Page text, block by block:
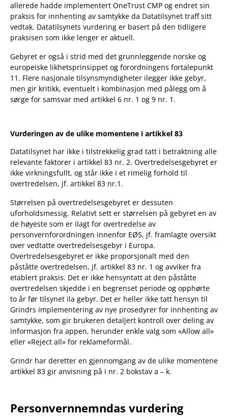
allerede hadde implementert OneTrust CMP og endret sin
praksis for innhenting av samtykke da Datatilsynet traff sitt
vedtak. Datatilsynets vurdering er basert på den tidligere
praksisen som ikke lenger er aktuell.
Gebyret er også i strid med det grunnleggende norske og
europeiske likhetsprinsippet og forordningens fortalepunkt
11. Flere nasjonale tilsynsmyndigheter ilegger ikke gebyr,
men gir kritikk, eventuelt i kombinasjon med pålegg om å
sørge for samsvar med artikkel 6 nr. 1 og 9 nr. 1.
Vurderingen av de ulike momentene i artikkel 83
Datatilsynet har ikke i tilstrekkelig grad tatt i betraktning alle
relevante faktorer i artikkel 83 nr. 2. Overtredelsesgebyret er
ikke virkningsfullt, og står ikke i et rimelig forhold til
overtredelsen, jf. artikkel 83 nr.1.
Størrelsen på overtredelsesgebyret er dessuten
uforholdsmessig. Relativt sett er størrelsen på gebyret en av
de høyeste som er ilagt for overtredelse av
personvernforordningen innenfor EØS, jf. framlagte oversikt
over vedtatte overtredelsesgebyr i Europa.
Overtredelsesgebyret er ikke proporsjonalt med den
påståtte overtredelsen, jf. artikkel 83 nr. 1 og avviker fra
etablert praksis. Det er ikke hensyntatt at den påståtte
overtredelsen skjedde i en begrenset periode og opphørte
to år før tilsynet ila gebyr. Det er heller ikke tatt hensyn til
Grindrs implementering av nye prosedyrer for innhenting av
samtykke, som gir brukeren detaljert kontroll over deling av
informasjon fra appen, herunder enkle valg som «Allow all»
eller «Reject all» for reklameformål.
Grindr har deretter en gjennomgang av de ulike momentene
artikkel 83 gir anvisning på i nr. 2 bokstav a – k.
Personvernnemndas vurdering